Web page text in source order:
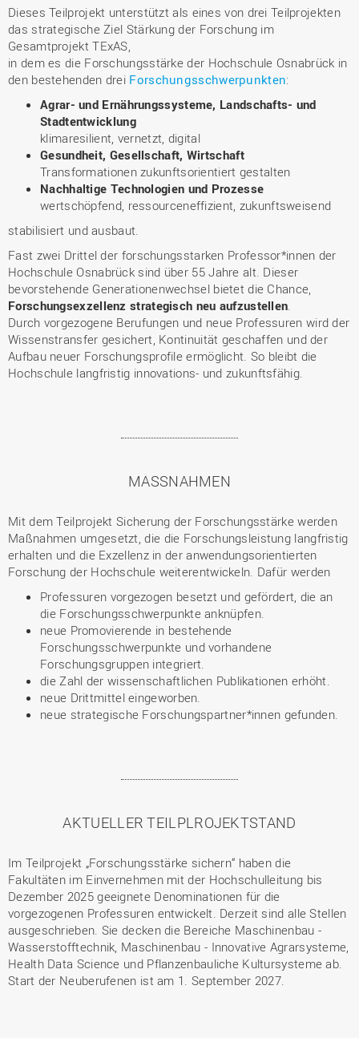
Dieses Teilprojekt unterstützt als eines von drei Teilprojekten
das strategische Ziel Stärkung der Forschung im
Gesamtprojekt TExAS,
in dem es die Forschungsstärke der Hochschule Osnabrück in
den bestehenden drei Forschungsschwerpunkten:
Agrar- und Ernährungssysteme, Landschafts- und
Stadtentwicklung
klimaresilient, vernetzt, digital
Gesundheit, Gesellschaft, Wirtschaft
Transformationen zukunftsorientiert gestalten
Nachhaltige Technologien und Prozesse
wertschöpfend, ressourceneffizient, zukunftsweisend
stabilisiert und ausbaut.
Fast zwei Drittel der forschungsstarken Professor*innen der
Hochschule Osnabrück sind über 55 Jahre alt. Dieser
bevorstehende Generationenwechsel bietet die Chance,
Forschungsexzellenz strategisch neu aufzustellen
Durch vorgezogene Berufungen und neue Professuren wird der
Wissenstransfer gesichert, Kontinuität geschaffen und der
Aufbau neuer Forschungsprofile ermöglicht. So bleibt die
Hochschule langfristig innovations- und zukunftsfähig.
MASSNAHMEN
Mit dem Teilprojekt Sicherung der Forschungsstärke werden
Maßnahmen umgesetzt, die die Forschungsleistung langfristig
erhalten und die Exzellenz in der anwendungsorientierten
Forschung der Hochschule weiterentwickeln. Dafür werden
Professuren vorgezogen besetzt und gefördert, die an
die Forschungsschwerpunkte anknüpfen.
neue Promovierende in bestehende
Forschungsschwerpunkte und vorhandene
Forschungsgruppen integriert.
die Zahl der wissenschaftlichen Publikationen erhöht.
neue Drittmittel eingeworben.
neue strategische Forschungspartner*innen gefunden.
AKTUELLER TEILPLROJEKTSTAND
Im Teilprojekt „Forschungsstärke sichern“ haben die
Fakultäten im Einvernehmen mit der Hochschulleitung bis
Dezember 2025 geeignete Denominationen für die
vorgezogenen Professuren entwickelt. Derzeit sind alle Stellen
ausgeschrieben. Sie decken die Bereiche Maschinenbau -
Wasserstofftechnik, Maschinenbau - Innovative Agrarsysteme,
Health Data Science und Pflanzenbauliche Kultursysteme ab.
Start der Neuberufenen ist am 1. September 2027.